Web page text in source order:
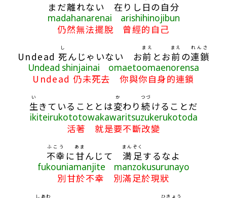
まだ離れない 在りし 日の 自分
madahanarenai arishihinojibun
仍然無法擺脫 曾經的自己
Undead死
し
んじゃいない お前
まえ
とお前
まえ
の連鎖
れんさ
Undead shinjainai omaetoomaenorensa
Undead 仍未死去 你與你自身的連鎖
生
い
きていることとは変
か
わり 続
つづ
けることだ
ikiteirukototowakawaritsuzukerukotoda
活著 就是要不斷改變
不幸
ふこう
に甘
あま
んじて 満足
まんぞく
するなよ
fukouniamanjite manzokusurunayo
別甘於不幸 別滿足於現狀
しあわ ひきょう